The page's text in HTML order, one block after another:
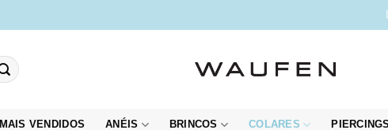
MAIS VENDIDOS ANÉIS BRINCOS COLARES PIERCINGS